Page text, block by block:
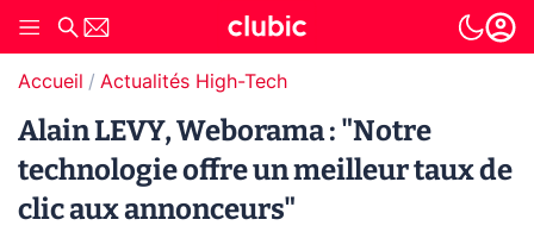
Accueil Actualités High-Tech
Alain LEVY, Weborama : "Notre
technologie offre un meilleur taux de
clic aux annonceurs"